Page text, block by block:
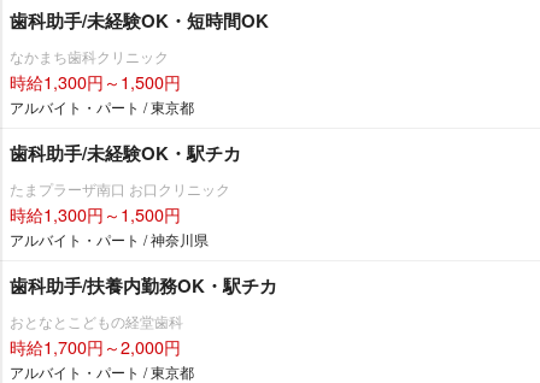
歯科助手/未経験OK・短時間OK
なかまち歯科クリニック
時給1,300円～1,500円
アルバイト・パート / 東京都
歯科助手/未経験OK・駅チカ
たまプラーザ南口 お口クリニック
時給1,300円～1,500円
アルバイト・パート / 神奈川県
歯科助手/扶養内勤務OK・駅チカ
おとなとこどもの経堂歯科
時給1,700円～2,000円
アルバイト・パート / 東京都